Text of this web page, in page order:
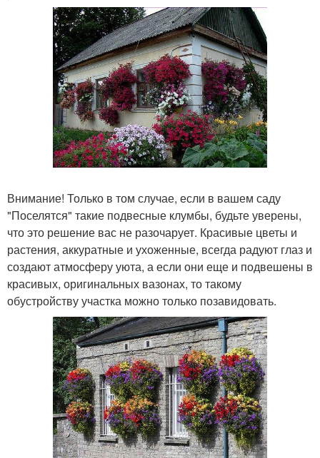
Внимание! Только в том случае, если в вашем саду
"Поселятся" такие подвесные клумбы, будьте уверены,
что это решение вас не разочарует. Красивые цветы и
растения, аккуратные и ухоженные, всегда радуют глаз и
создают атмосферу уюта, а если они еще и подвешены в
красивых, оригинальных вазонах, то такому
обустройству участка можно только позавидовать.